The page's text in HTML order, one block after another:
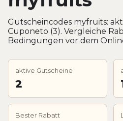
Gutscheincodes myfruits:
Cuponeto (3). Vergleiche
Bedingungen vor dem
aktive Gutscheine
2
Bester Rabatt